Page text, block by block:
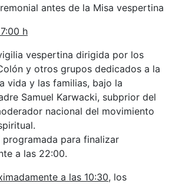
antes de la Misa vespertina
h
vespertina dirigida por los
y otros grupos dedicados a la
vida y las familias, bajo la
Samuel Karwacki, subprior del
nacional del movimiento
para finalizar
a las 22:00.
a las 10:30, los